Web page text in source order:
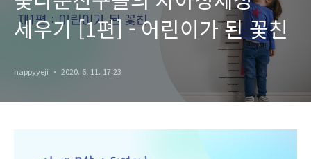
세우기 [1편] - 어린이가 된 꽃친
happyyeji 2020. 6. 11. 17:23